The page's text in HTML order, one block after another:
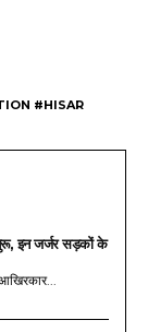
#HISAR
इन जर्जर सड़कों के